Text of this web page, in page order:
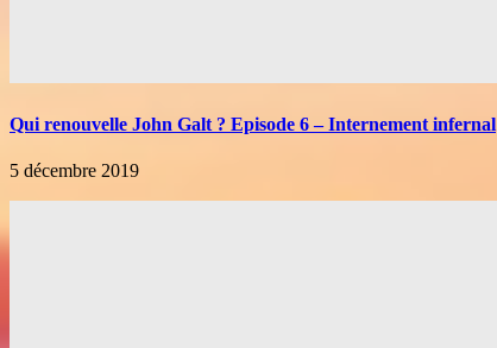
Qui renouvelle John Galt ? Episode 6 – Internement infernal
5 décembre 2019